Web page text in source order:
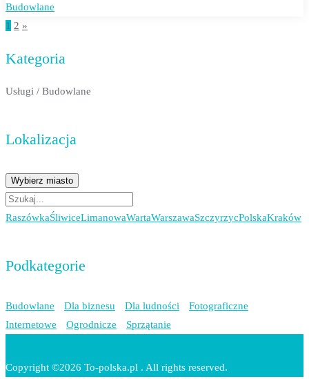
Budowlane
Stronicowanie
wpisów
1 2 »
Kategoria
Usługi / Budowlane
Lokalizacja
Wybierz miasto
RaszówkaŚliwiceLimanowaWartaWarszawaSzczyrzycPolskaKraków
Podkategorie
Budowlane Dla biznesu Dla ludności
Fotograficzne
Internetowe
Ogrodnicze Sprzątanie
Copyright ©2026 To-polska.pl . All rights reserved.